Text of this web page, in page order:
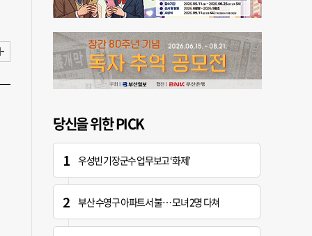
당신을 위한 PICK
우성빈 기장군수 업무보고 ‘화제’
부산 수영구 아파트서 불… 모녀 2명 다쳐